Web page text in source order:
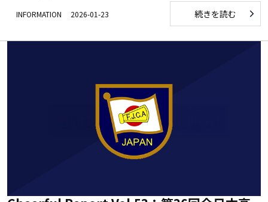
INFORMATION 2026-01-23 続きを読む